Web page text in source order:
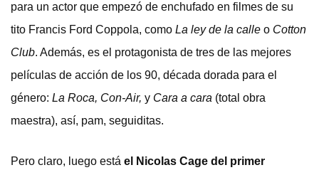
para un actor que empezó de enchufado en filmes de su
tito Francis Ford Coppola, como La ley de la calle o Cotton
Club. Además, es el protagonista de tres de las mejores
películas de acción de los 90, década dorada para el
género: La Roca, Con-Air, y Cara a cara (total obra
maestra), así, pam, seguiditas.
Pero claro, luego está el Nicolas Cage del primer